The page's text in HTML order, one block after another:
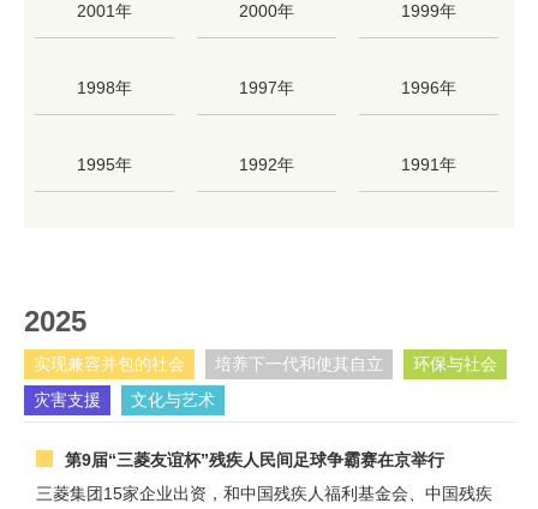
2001年 2000年 1999年
1998年 1997年 1996年
1995年 1992年 1991年
2025
实现兼容并包的社会 培养下一代和使其自立
环保与社会
灾害支援
文化与艺术
第9届“三菱友谊杯”残疾人民间足球争霸赛在京举行
三菱集团15家企业出资，和中国残疾人福利基金会、中国残疾